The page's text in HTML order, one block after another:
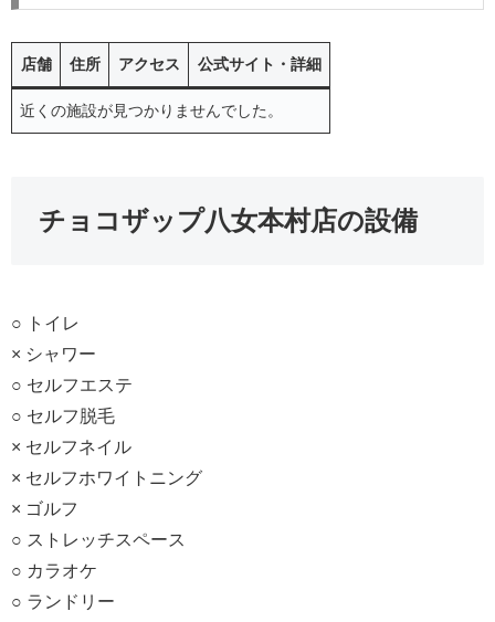
店舗 住所 アクセス 公式サイト・詳細
近くの施設が見つかりませんでした。
チョコザップ八女本村店の設備
○ トイレ
× シャワー
○ セルフエステ
○ セルフ脱毛
× セルフネイル
× セルフホワイトニング
× ゴルフ
○ ストレッチスペース
○ カラオケ
○ ランドリー